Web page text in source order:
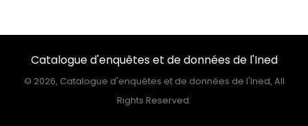
Catalogue d'enquêtes et de données de l'Ined
© 2026, Catalogue d'enquêtes et de données de l'Ined, All
Rights Reserved.